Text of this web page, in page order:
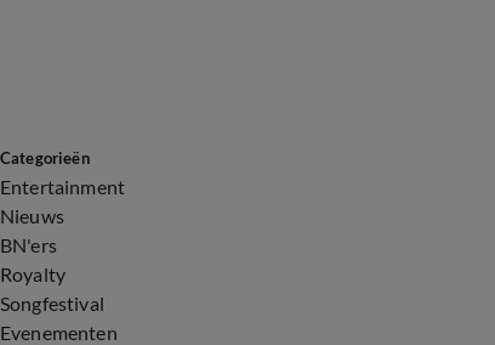
Categorieën
Entertainment
Nieuws
BN'ers
Royalty
Songfestival
Evenementen